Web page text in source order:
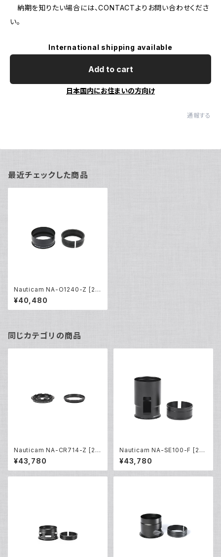
納期を知りたい場合には、CONTACTよりお問い合わせくださ
い。
International shipping available
Add to cart
日本国内にお住まいの方向け
通報する
最近チェックした商品
Nauticam NA-O1240-Z [20
645]
¥40,480
同じカテゴリの商品
Nauticam NA-CR714-Z [21
812]
¥43,780
Nauticam NA-SE100-F [217
44]
¥43,780